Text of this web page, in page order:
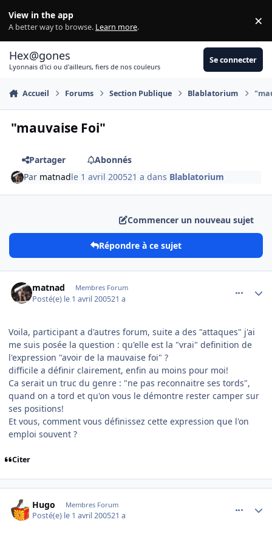
View in the app
A better way to browse. Learn more. ×
Hex@gones
Lyonnais d'ici ou d'ailleurs, fiers de nos couleurs
Se connecter
Accueil Forums Section Publique Blablatorium
"mauvaise Foi"
Partager
Abonnés
Par matnadle 1 avril 200521 a dans Blablatorium
Commencer un nouveau sujet
Répondre à ce sujet
matnad Membres Forum
Posté(e) le 1 avril 200521 a
Voila, participant a d'autres forum, suite a des "attaques" j'ai
me suis posée la question : qu'elle est la "vrai" definition de
l'expression "avoir de la mauvaise foi" ?
difficile a définir clairement, enfin au moins pour moi!
Ca serait un truc du genre : "ne pas reconnaitre ses tords",
quand on a tord et qu'on vous le démontre rester camper sur
ses positions!
Et vous, comment vous définissez cette expression que l'on
emploi souvent ?
Citer
Hugo Membres Forum
Posté(e) le 1 avril 200521 a